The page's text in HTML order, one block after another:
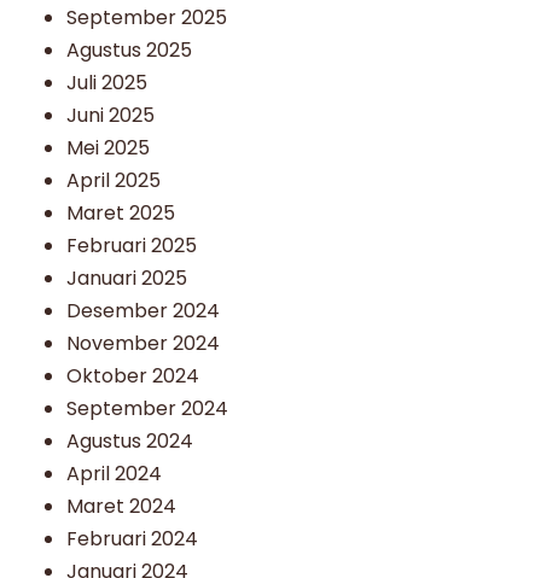
September 2025
Agustus 2025
Juli 2025
Juni 2025
Mei 2025
April 2025
Maret 2025
Februari 2025
Januari 2025
Desember 2024
November 2024
Oktober 2024
September 2024
Agustus 2024
April 2024
Maret 2024
Februari 2024
Januari 2024